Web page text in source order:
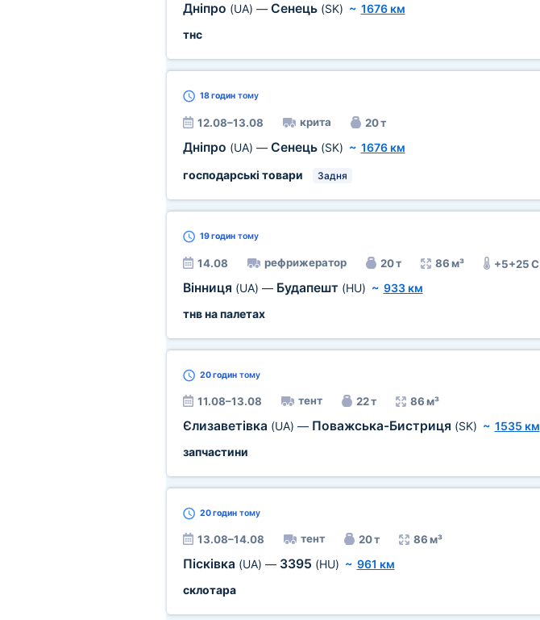
Дніпро (UA) — Сенець (SK) ~ 1676 км
тнс
18 годинтому
12.08–13.08 крита 20 т
Дніпро (UA) — Сенець (SK) ~ 1676 км
господарські товари
Задня
19 годинтому
14.08 рефрижератор 20 т 86 м³ +5+25 C
Вінниця (UA) — Будапешт (HU) ~ 933 км
тнв на палетах
20 годинтому
11.08–13.08 тент 22 т 86 м³
Єлизаветівка (UA) — Поважська-Бистриця (SK) ~ 1535 км
запчастини
20 годинтому
13.08–14.08 тент 20 т 86 м³
Пісківка (UA) — 3395 (HU) ~ 961 км
склотара